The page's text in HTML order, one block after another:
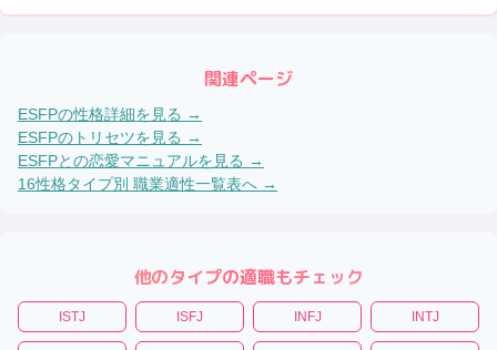
関連ページ
ESFPの性格詳細を見る →
ESFPのトリセツを見る →
ESFPとの恋愛マニュアルを見る →
16性格タイプ別 職業適性一覧表へ →
他のタイプの適職もチェック
ISTJ ISFJ INFJ INTJ